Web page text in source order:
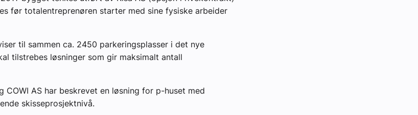
før totalentreprenøren starter med sine fysiske arbeider
til sammen ca. 2450 parkeringsplasser i det nye
tilstrebes løsninger som gir maksimalt antall
COWI AS har beskrevet en løsning for p-huset med
skisseprosjektnivå.